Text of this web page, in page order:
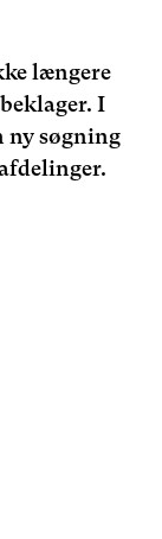
længere
I
ny søgning